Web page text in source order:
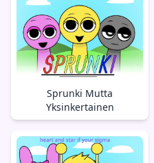
Sprunki Mutta
Yksinkertainen